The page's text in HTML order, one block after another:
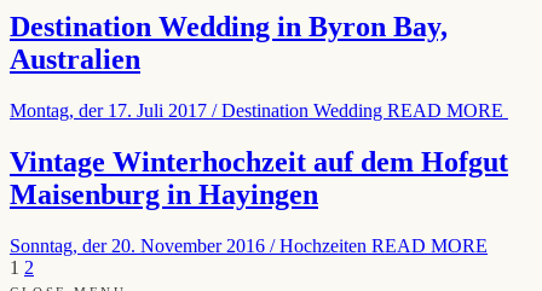
Destination Wedding in Byron Bay,
Australien
Montag, der 17. Juli 2017 /Destination Wedding READ MORE
Vintage Winterhochzeit auf dem Hofgut
Maisenburg in Hayingen
Sonntag, der 20. November 2016 /Hochzeiten READ MORE
1 2